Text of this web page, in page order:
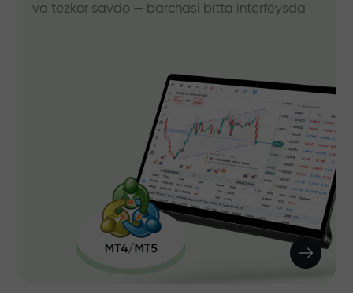
va tezkor savdo — barchasi bitta interfeysda